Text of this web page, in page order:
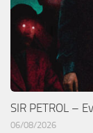
SIR PETROL –
06/08/2026